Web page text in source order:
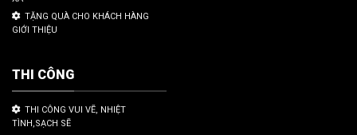
TẶNG QUÀ CHO KHÁCH HÀNG
GIỚI THIỆU
THI CÔNG
THI CÔNG VUI VẼ, NHIỆT
TÌNH,SẠCH SẼ